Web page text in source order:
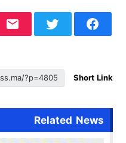
Short Link
Related News